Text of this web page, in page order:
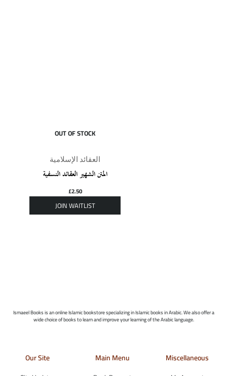
OUT OF STOCK
العقائد الإسلامية
المتن الشهير العقائد النسفية
£2.50
Ismaeel Books is an online Islamic bookstore specializing in Islamic books in Arabic. We also offer a
wide choice of books to learn and improve your learning of the Arabic language.
Our Site Main Menu Miscellaneous